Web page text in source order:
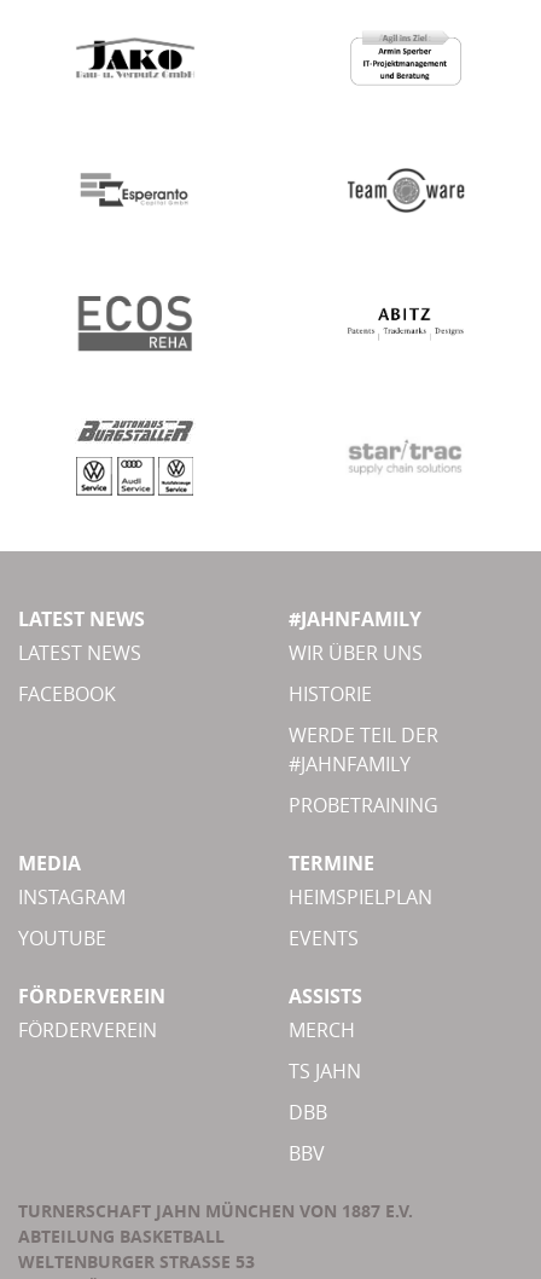
LATEST NEWS
LATEST NEWS
FACEBOOK
#JAHNFAMILY
WIR ÜBER UNS
HISTORIE
WERDE TEIL DER
#JAHNFAMILY
PROBETRAINING
MEDIA
INSTAGRAM
YOUTUBE
TERMINE
HEIMSPIELPLAN
EVENTS
FÖRDERVEREIN
FÖRDERVEREIN
ASSISTS
MERCH
TS JAHN
DBB
BBV
TURNERSCHAFT JAHN MÜNCHEN VON 1887 E.V.
ABTEILUNG BASKETBALL
WELTENBURGER STRASSE 53